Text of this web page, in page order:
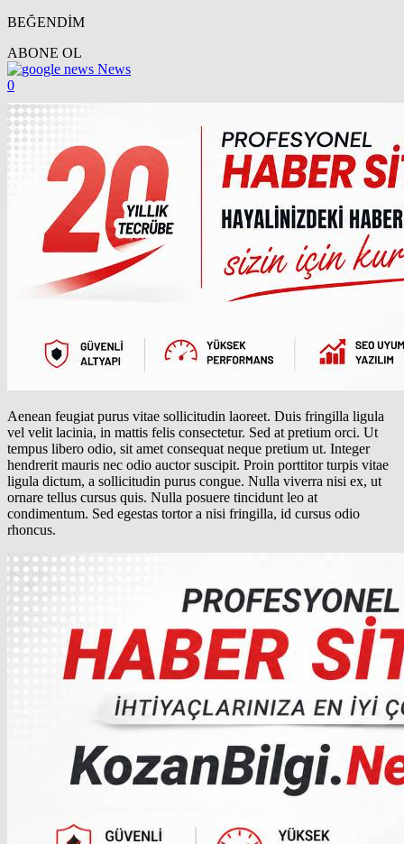
BEĞENDİM
ABONE OL
News
0
Aenean feugiat purus vitae sollicitudin laoreet. Duis fringilla ligula
vel velit lacinia, in mattis felis consectetur. Sed at pretium orci. Ut
tempus libero odio, sit amet consequat neque pretium ut. Integer
hendrerit mauris nec odio auctor suscipit. Proin porttitor turpis vitae
ligula dictum, a sollicitudin purus congue. Nulla viverra nisi ex, ut
ornare tellus cursus quis. Nulla posuere tincidunt leo at
condimentum. Sed egestas tortor a nisi fringilla, id cursus odio
rhoncus.